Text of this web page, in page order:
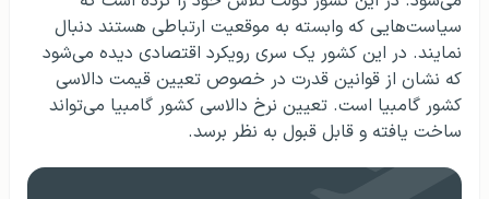
سیاست‌هایی که وابسته به موقعیت ارتباطی هستند دنبال
نمایند. در این کشور یک سری رویکرد اقتصادی دیده می‌شود
که نشان از قوانین قدرت در خصوص تعیین قیمت دالاسی
کشور گامبیا است. تعیین نرخ دالاسی کشور گامبیا می‌تواند
ساخت یافته و قابل قبول به نظر برسد.